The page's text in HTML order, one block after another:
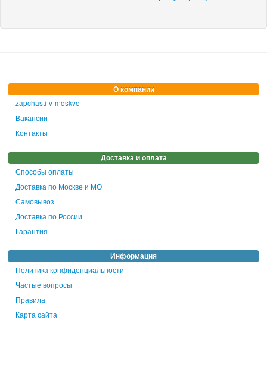
О компании
zapchasti-v-moskve
Вакансии
Контакты
Доставка и оплата
Способы оплаты
Доставка по Москве и МО
Самовывоз
Доставка по России
Гарантия
Информация
Политика конфиденциальности
Частые вопросы
Правила
Карта сайта